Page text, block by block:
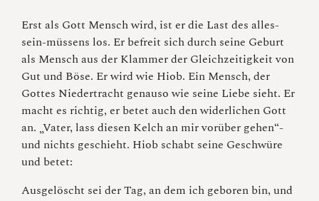
Erst als Gott Mensch wird, ist er die Last des alles-
sein-müssens los. Er befreit sich durch seine Geburt
als Mensch aus der Klammer der Gleichzeitigkeit von
Gut und Böse. Er wird wie Hiob. Ein Mensch, der
Gottes Niedertracht genauso wie seine Liebe sieht. Er
macht es richtig, er betet auch den widerlichen Gott
an. „Vater, lass diesen Kelch an mir vorüber gehen“-
und nichts geschieht. Hiob schabt seine Geschwüre
und betet:
Ausgelöscht sei der Tag, an dem ich geboren bin, und